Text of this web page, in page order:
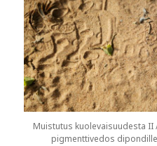
Muistutus kuolevaisuudesta II
pigmenttivedos